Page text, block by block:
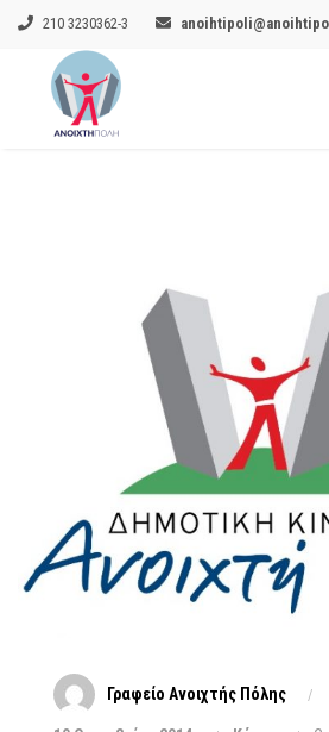
210 3230362-3
Γραφείο Ανοιχτής Πόλης